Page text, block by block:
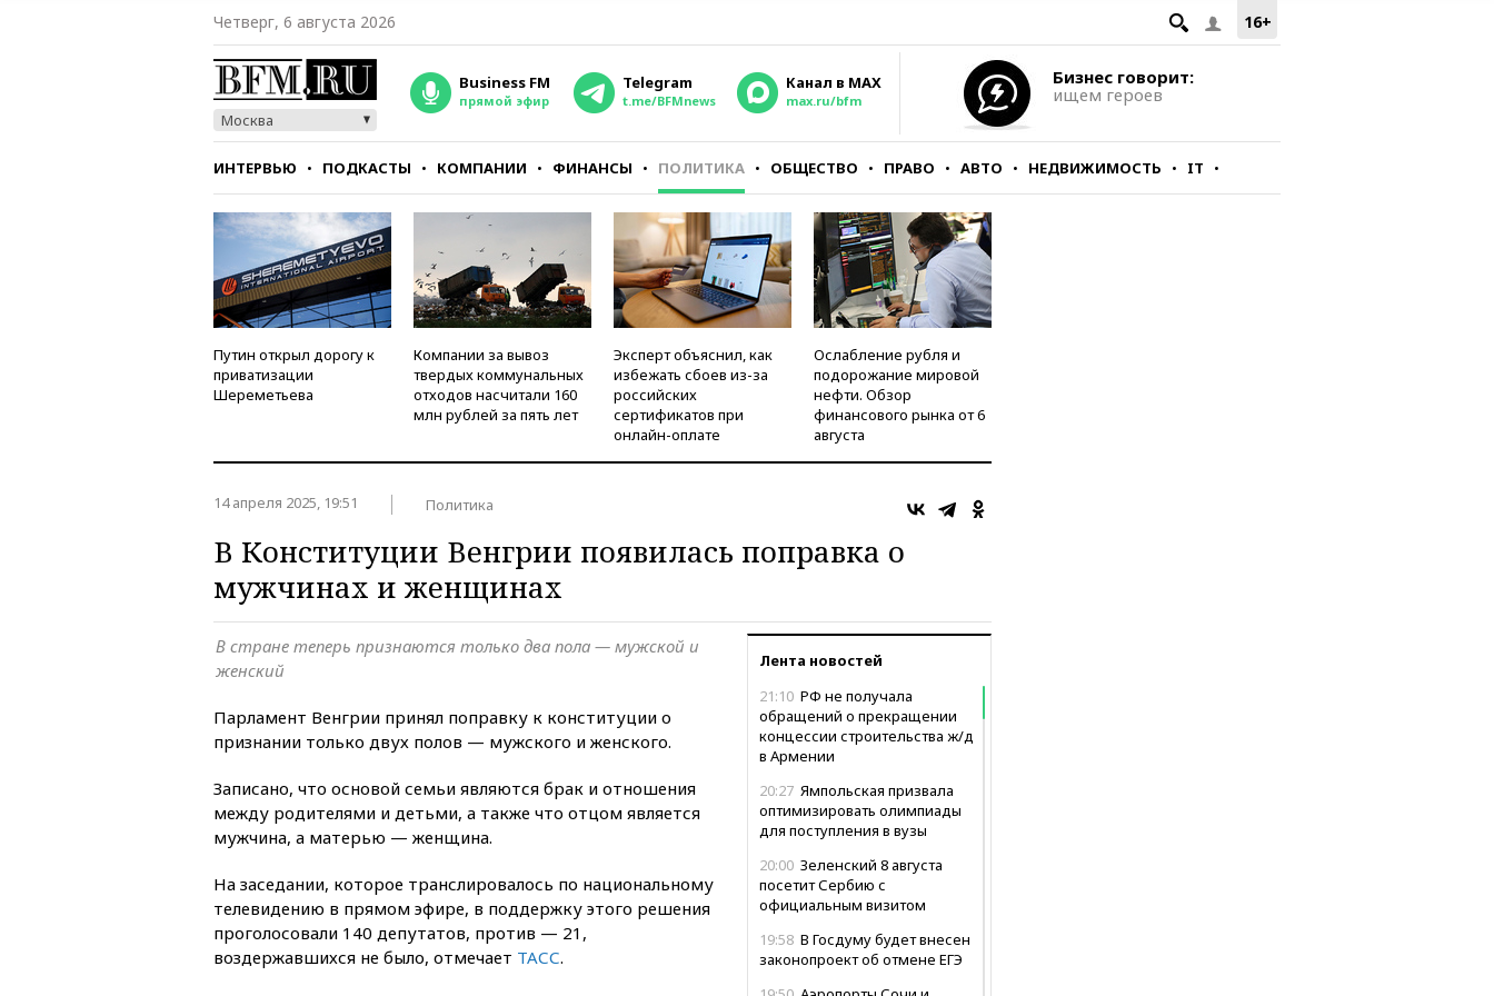
16+
Четверг, 6 августа 2026
Москва
Business FM
прямой эфир
Telegram
t.me/BFMnews
Канал в MAX
max.ru/bfm
Бизнес говорит:
ищем героев
ИНТЕРВЬЮ ПОДКАСТЫ КОМПАНИИ ФИНАНСЫ ПОЛИТИКА ОБЩЕСТВО ПРАВО АВТО НЕДВИЖИМОСТЬ IT
СТИЛЬ ТЕСТЫ
Путин открыл дорогу к
приватизации
Шереметьева
Компании за вывоз
твердых коммунальных
отходов насчитали 160
млн рублей за пять лет
Эксперт объяснил, как
избежать сбоев из-за
российских
сертификатов при
онлайн-оплате
Ослабление рубля и
подорожание мировой
нефти. Обзор
финансового рынка от 6
августа
14 апреля 2025, 19:51 Политика
В Конституции Венгрии появилась поправка о
мужчинах и женщинах
Лента новостей
21:10 РФ не получала
обращений о прекращении
концессии строительства ж/д
в Армении
20:27 Ямпольская призвала
оптимизировать олимпиады
для поступления в вузы
20:00 Зеленский 8 августа
посетит Сербию с
официальным визитом
19:58 В Госдуму будет внесен
законопроект об отмене ЕГЭ
В стране теперь признаются только два пола — мужской и
женский
Парламент Венгрии принял поправку к конституции о
признании только двух полов — мужского и женского.
Записано, что основой семьи являются брак и отношения
между родителями и детьми, а также что отцом является
мужчина, а матерью — женщина.
На заседании, которое транслировалось по национальному
телевидению в прямом эфире, в поддержку этого решения
проголосовали 140 депутатов, против — 21,
воздержавшихся не было, отмечает ТАСС.